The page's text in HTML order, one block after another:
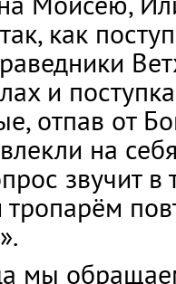
как
и
отпав от
на
звучит
мы